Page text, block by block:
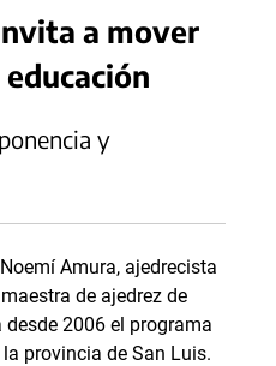
a mover
y
Amura, ajedrecista
de ajedrez de
2006 el programa
provincia de San Luis.